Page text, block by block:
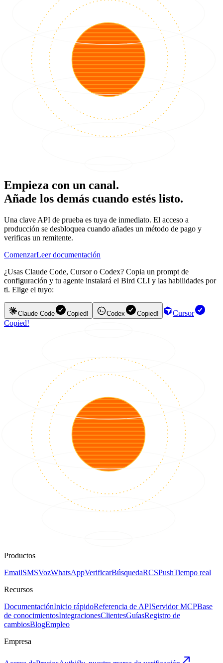
Empieza con un canal.
Añade los demás cuando estés listo.
Una clave API de prueba es tuya de inmediato. El acceso a
producción se desbloquea cuando añades un método de pago y
verificas un remitente.
ComenzarLeer documentación
¿Usas Claude Code, Cursor o Codex? Copia un prompt de
configuración y tu agente instalará el Bird CLI y las habilidades por
ti. Elige el tuyo:
Claude Code Copied! Codex Copied!
Cursor
Copied!
Productos
EmailSMSVozWhatsAppVerificarBúsquedaRCSPushTiempo real
Recursos
DocumentaciónInicio rápidoReferencia de APIServidor MCPBase
de conocimientosIntegracionesClientesGuíasRegistro de
cambiosBlogEmpleo
Empresa